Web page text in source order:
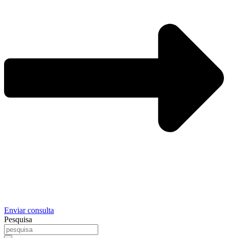
Enviar consulta
Pesquisa